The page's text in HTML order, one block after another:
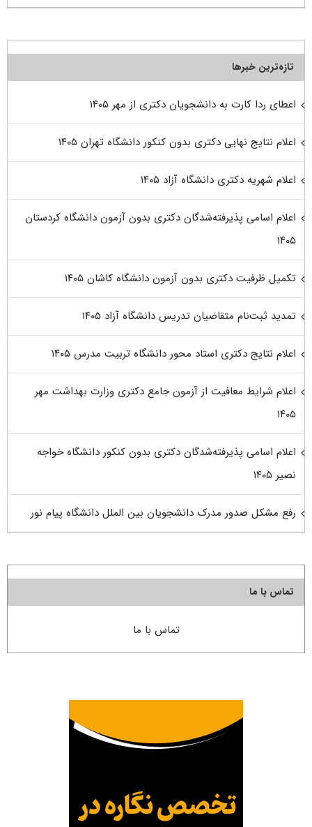
تازه‌ترین خبرها
اعطای ردا کارت به دانشجویان دکتری از مهر ۱۴۰۵
اعلام نتایج نهایی دکتری بدون کنکور دانشگاه تهران ۱۴۰۵
اعلام شهریه دکتری دانشگاه آزاد ۱۴۰۵
اعلام اسامی پذیرفته‌شدگان دکتری بدون آزمون دانشگاه کردستان
۱۴۰۵
تکمیل ظرفیت دکتری بدون آزمون دانشگاه کاشان ۱۴۰۵
تمدید ثبت‌نام متقاضیان تدریس دانشگاه آزاد ۱۴۰۵
اعلام نتایج دکتری استاد محور دانشگاه تربیت مدرس ۱۴۰۵
اعلام شرایط معافیت از آزمون جامع دکتری وزارت بهداشت مهر
۱۴۰۵
اعلام اسامی پذیرفته‌شدگان دکتری بدون کنکور دانشگاه خواجه
نصیر ۱۴۰۵
رفع مشکل صدور مدرک دانشجویان بین الملل دانشگاه پیام نور
تماس با ما
تماس با ما